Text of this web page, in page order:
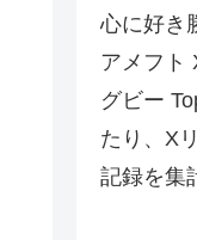
心に好き
アメフト
グビー
たり、X
記録を集